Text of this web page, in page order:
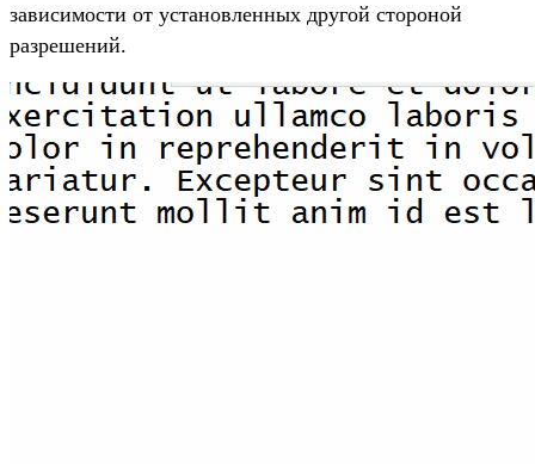
зависимости от установленных другой стороной
разрешений.